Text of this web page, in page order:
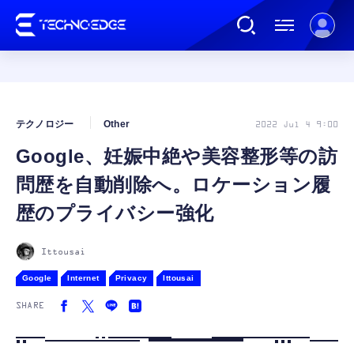
AI
ガジェット
カルチャー
Google、妊娠中絶や美容整形等の訪
問歴を自動削除へ。ロケーション履
歴のプライバシー強化
テクノロジー Other 2022 Jul 4 9:00
Ittousai
Google Internet Privacy Ittousai
SHARE